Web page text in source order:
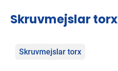
Skruvmejslar torx
Kategorier
Skruvmejslar torx